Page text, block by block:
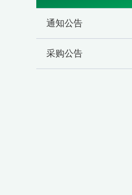
通知公告
采购公告